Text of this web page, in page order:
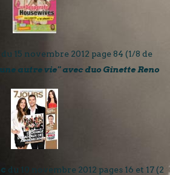
du 15 novembre 2012 page 84 (1/8 de
autre vie" avec duo Ginette Reno
du 10 novembre 2012 pages 16 et 17 (2